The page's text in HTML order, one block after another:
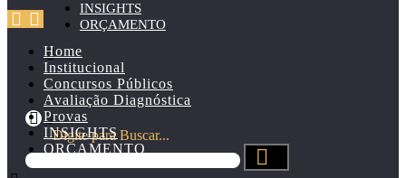
INSIGHTS
ORÇAMENTO
Digite para Buscar...
Home
Institucional
Concursos Públicos
Avaliação Diagnóstica
Provas
INSIGHTS
ORÇAMENTO